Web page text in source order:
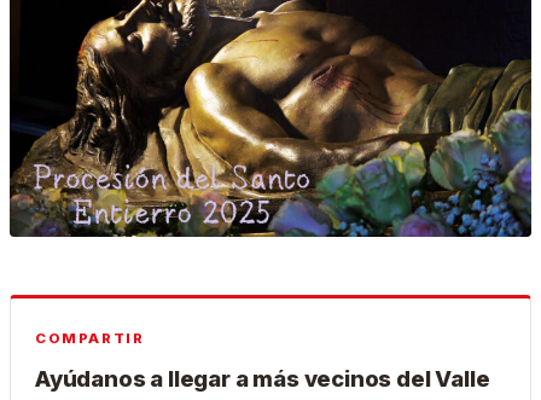
COMPARTIR
Ayúdanos a llegar a más vecinos del Valle